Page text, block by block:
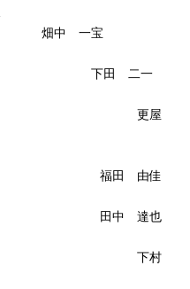
宝
二一
屋
由佳
達也
村